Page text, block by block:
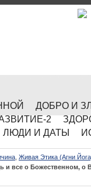
ДОБРО И
2
ЛЮДИ И ДАТЫ
Живая Этика (Агни
и все о Божественном, о